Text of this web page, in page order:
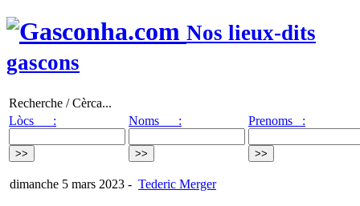
Nos lieux-dits
gascons
Recherche / Cèrca...
Lòcs :
Noms : Prenoms :
dimanche 5 mars 2023 - Tederic Merger